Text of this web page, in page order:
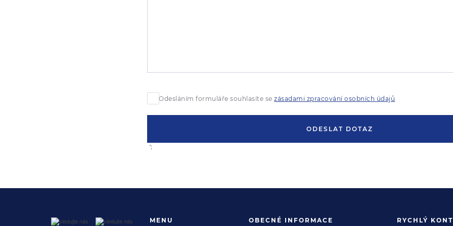
Odesláním formuláře souhlasíte sezásadami zpracování osobních údajů
ODESLAT DOTAZ
';
MENU OBECNÉ INFORMACE RYCHLÝ